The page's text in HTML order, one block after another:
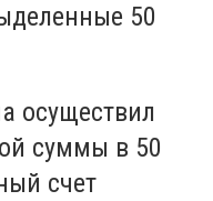
50
осуществил
суммы в 50
счет